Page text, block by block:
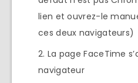
lien et ouvrez-le
ces deux navigateurs)
La page FaceTime
navigateur